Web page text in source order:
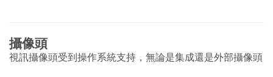
攝像頭
視訊攝像頭受到操作系統支持，無論是集成還是外部攝像頭